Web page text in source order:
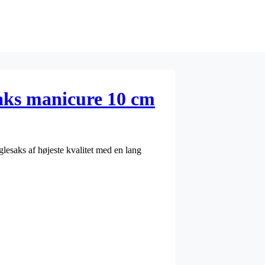
manicure 10 cm
af højeste kvalitet med en lang